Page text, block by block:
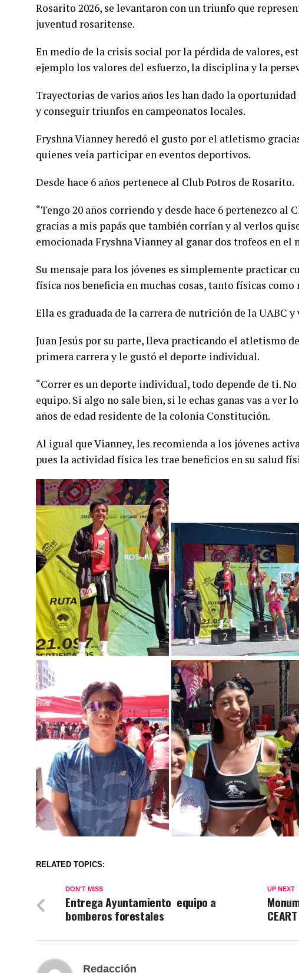
Rosarito 2026, se levantaron con un triunfo que
juventud rosaritense.
En medio de la crisis social por la pérdida de valores,
ejemplo los valores del esfuerzo, la disciplina y la
Trayectorias de varios años les han dado la
y conseguir triunfos en campeonatos locales.
Fryshna Vianney heredó el gusto por el atletismo
quienes veía participar en eventos deportivos.
Desde hace 6 años pertenece al Club Potros de Rosarito.
“Tengo 20 años corriendo y desde hace 6 pertenezco al
gracias a mis papás que también corrían y al verlos
emocionada Fryshna Vianney al ganar dos trofeos en el
Su mensaje para los jóvenes es simplemente practicar
física nos beneficia en muchas cosas, tanto físicas
Ella es graduada de la carrera de nutrición de la UABC
Juan Jesús por su parte, lleva practicando el atletismo
primera carrera y le gustó el deporte individual.
“Correr es un deporte individual, todo depende de ti.
equipo. Si algo no sale bien, si le echas ganas vas a ver
años de edad residente de la colonia Constitución.
Al igual que Vianney, les recomienda a los jóvenes
pues la actividad física les trae beneficios en su salud
RELATED TOPICS:
UP NEXT
CEART
DON'T MISS
Entrega Ayuntamiento equipo a
bomberos forestales
Redacción